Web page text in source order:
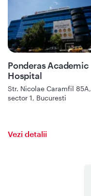
Ponderas Academic
Hospital
Str. Nicolae Caramfil 85A,
sector 1, Bucuresti
Vezi detalii